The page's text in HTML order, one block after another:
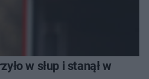
w słup i stanął w